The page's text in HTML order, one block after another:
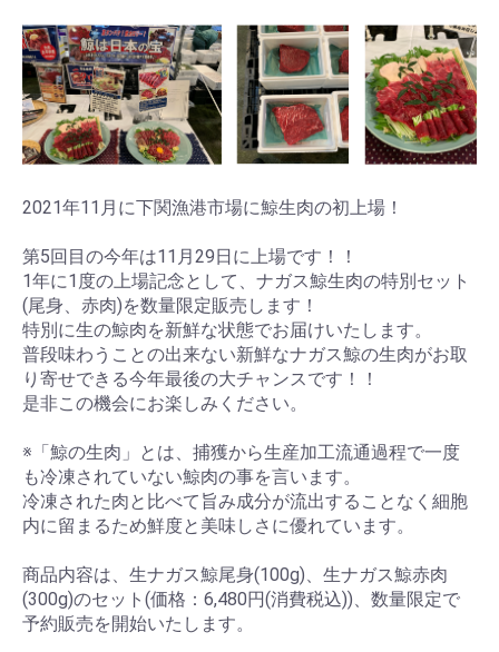
2021年11月に下関漁港市場に鯨生肉の初上場！
第5回目の今年は11月29日に上場です！！
1年に1度の上場記念として、ナガス鯨生肉の特別セット
(尾身、赤肉)を数量限定販売します！
特別に生の鯨肉を新鮮な状態でお届けいたします。
普段味わうことの出来ない新鮮なナガス鯨の生肉がお取
り寄せできる今年最後の大チャンスです！！
是非この機会にお楽しみください。
※「鯨の生肉」とは、捕獲から生産加工流通過程で一度
も冷凍されていない鯨肉の事を言います。
冷凍された肉と比べて旨み成分が流出することなく細胞
内に留まるため鮮度と美味しさに優れています。
商品内容は、生ナガス鯨尾身(100g)、生ナガス鯨赤肉
(300g)のセット(価格：6,480円(消費税込))、数量限定で
予約販売を開始いたします。